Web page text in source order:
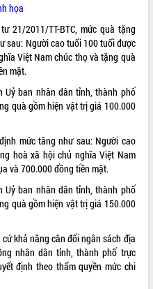
họa
tư21/2011/TT-BTC , mức quà tặng
sau: Người cao tuổi 100 tuổi được
Việt Nam chúc thọ và tặng quà
mặt.
Uỷ ban nhân dân tỉnh, thành phố
quà gồm hiện vật trị giá 100.000
mức tăng như sau: Người cao
hoà xã hội chủ nghĩa Việt Nam
và 700.000 đồng tiền mặt.
Uỷ ban nhân dân tỉnh, thành phố
quà gồm hiện vật trị giá 150.000
khả năng cân đối ngân sách địa
nhân dân tỉnh, thành phố trực
định theo thẩm quyền mức chi